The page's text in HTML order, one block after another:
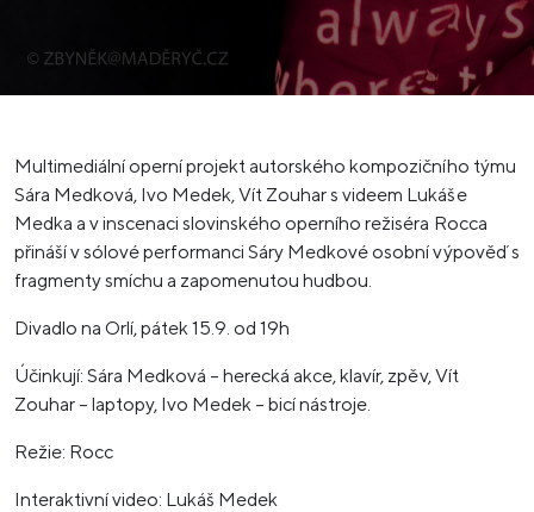
Multimediální operní projekt autorského kompozičního týmu
Sára Medková, Ivo Medek, Vít Zouhar s videem Lukáše
Medka a v inscenaci slovinského operního režiséra Rocca
přináší v sólové performanci Sáry Medkové osobní výpověď s
fragmenty smíchu a zapomenutou hudbou.
Divadlo na Orlí, pátek 15.9. od 19h
Účinkují: Sára Medková – herecká akce, klavír, zpěv, Vít
Zouhar – laptopy, Ivo Medek – bicí nástroje.
Režie: Rocc
Interaktivní video: Lukáš Medek